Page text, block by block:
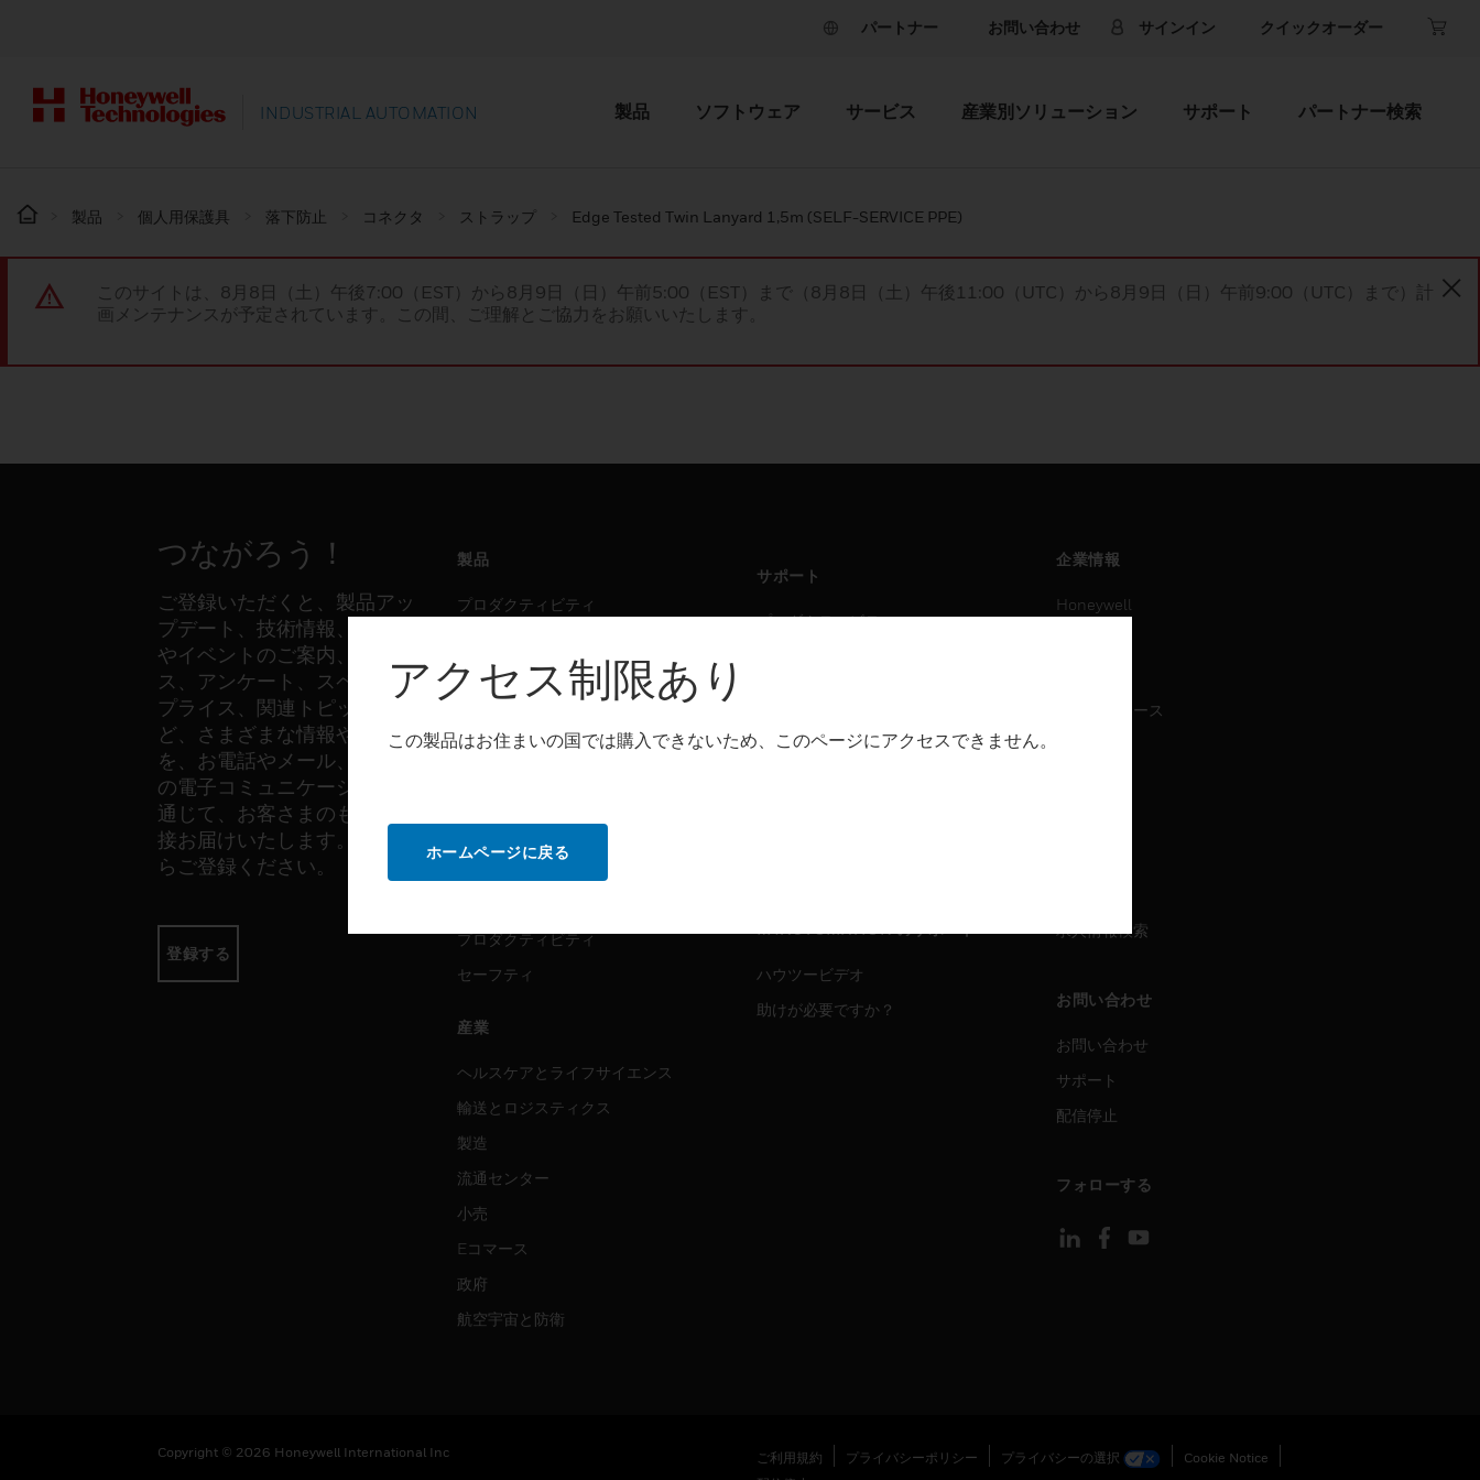
パートナー お問い合わせ サインイン クイックオーダー
INDUSTRIAL AUTOMATION 製品 ソフトウェア サービス 産業別ソリューション サポート パートナー検索
製品 個人用保護具 落下防止 コネクタ ストラップ Edge Tested Twin Lanyard 1,5m (SELF-SERVICE PPE)
このサイトは、8月8日（土）午後7:00（EST）から8月9日（日）午前5:00（EST）まで（8月8日（土）午後11:00（UTC）から8月9日（日）午前9:00（UTC）まで）計
画メンテナンスが予定されています。この間、ご理解とご協力をお願いいたします。
つながろう！
ご登録いただくと、製品アッ
プデート、技術情報、新製品
やイベントのご案内、ニュー
ス、アンケート、スペシャル
プライス、関連トピックな
ど、さまざまな情報やご案内
を、お電話やメール、その他
の電子コミュニケーションを
通じて、お客さまのもとへ直
接お届けいたします。以下か
らご登録ください。
登録する
製品
プロダクティビティ
センシング・ソリューション
ソフトウェア
セーフティ
プロダクティビティ
セーフティ
産業
ヘルスケアとライフサイエンス
輸送とロジスティクス
製造
流通センター
小売
Eコマース
政府
航空宇宙と防衛
サポート
プロダクティビティ
ハウツービデオ
助けが必要ですか？
企業情報
Honeywell
プレスリリース
求人情報検索
お問い合わせ
お問い合わせ
サポート
配信停止
フォローする
Copyright © 2026 Honeywell International Inc ご利用規約 プライバシーポリシー プライバシーの選択
Cookie Notice
アクセス制限あり
この製品はお住まいの国では購入できないため、このページにアクセスできません。
ホームページに戻る